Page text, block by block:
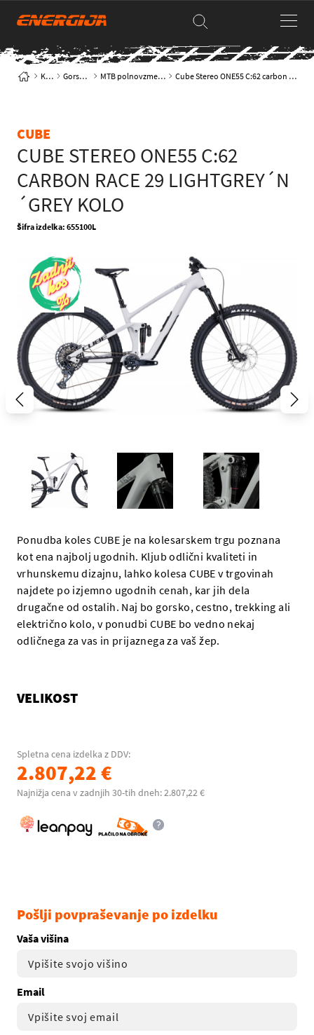
Kolesa Gorska kolesa MTB polnovzmeteno trail-enduro Cube Stereo ONE55 C:62 carbon Race 29 lightgrey´n´grey kolo
CUBE
CUBE STEREO ONE55 C:62
CARBON RACE 29 LIGHTGREY´N
´GREY KOLO
Šifra izdelka: 655100L
Ponudba koles CUBE je na kolesarskem trgu poznana
kot ena najbolj ugodnih. Kljub odlični kvaliteti in
vrhunskemu dizajnu, lahko kolesa CUBE v trgovinah
najdete po izjemno ugodnih cenah, kar jih dela
drugačne od ostalih. Naj bo gorsko, cestno, trekking ali
električno kolo, v ponudbi CUBE bo vedno nekaj
odličnega za vas in prijaznega za vaš žep.
VELIKOST
Spletna cena izdelka z DDV:
2.807,22 €
Najnižja cena v zadnjih 30-tih dneh: 2.807,22 €
Pošlji povpraševanje po izdelku
Vaša višina
Email